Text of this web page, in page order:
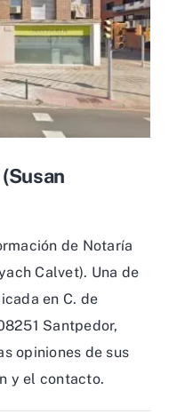
de Notaría
Calvet). Una de
en C. de
Santpedor,
opiniones de sus
y el contacto.